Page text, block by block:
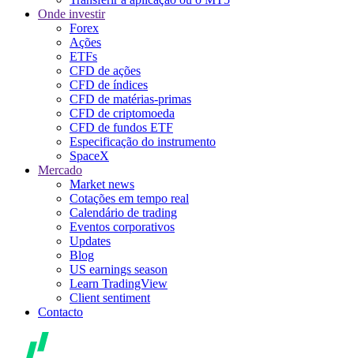
Onde investir
Forex
Ações
ETFs
CFD de ações
CFD de índices
CFD de matérias-primas
CFD de criptomoeda
CFD de fundos ETF
Especificação do instrumento
SpaceX
Mercado
Market news
Cotações em tempo real
Calendário de trading
Eventos corporativos
Updates
Blog
US earnings season
Learn TradingView
Client sentiment
Contacto